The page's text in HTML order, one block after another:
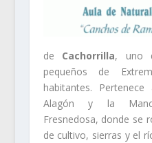
de Cachorrilla, uno
pequeños de
habitantes.
Alagón y la
Fresnedosa, donde se
de cultivo, sierras y el